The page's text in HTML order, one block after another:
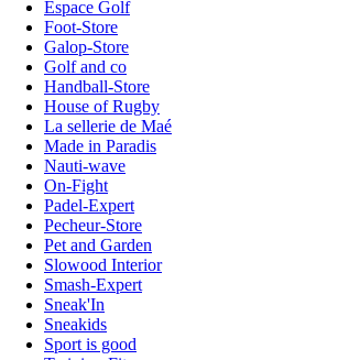
Espace Golf
Foot-Store
Galop-Store
Golf and co
Handball-Store
House of Rugby
La sellerie de Maé
Made in Paradis
Nauti-wave
On-Fight
Padel-Expert
Pecheur-Store
Pet and Garden
Slowood Interior
Smash-Expert
Sneak'In
Sneakids
Sport is good